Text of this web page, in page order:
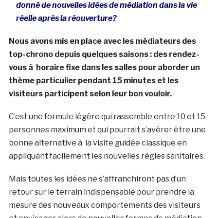
donné de nouvelles idées de médiation dans la vie
réelle après la réouverture?
Nous avons mis en place avec les médiateurs des
top-chrono depuis quelques saisons : des rendez-
vous à horaire fixe dans les salles pour aborder un
thème particulier pendant 15 minutes et les
visiteurs participent selon leur bon vouloir.
C’est une formule légère qui rassemble entre 10 et 15
personnes maximum et qui pourrait s’avérer être une
bonne alternative à la visite guidée classique en
appliquant facilement les nouvelles règles sanitaires.
Mais toutes les idées ne s’affranchiront pas d’un
retour sur le terrain indispensable pour prendre la
mesure des nouveaux comportements des visiteurs